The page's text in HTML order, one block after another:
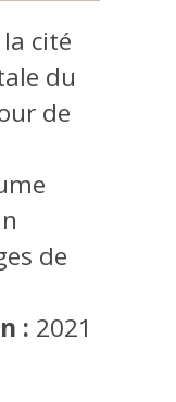
cité
du
de
de
: 2021